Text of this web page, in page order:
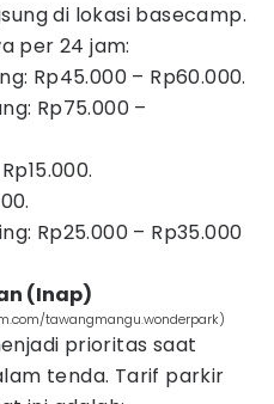
di lokasi basecamp.
per 24 jam:
Rp45.000 – Rp60.000.
Rp75.000 –
Rp25.000 – Rp35.000
(Inap)
tawangmangu.wonderpark)
prioritas saat
tenda. Tarif parkir